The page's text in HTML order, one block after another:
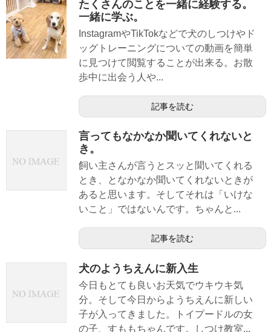
たくさんのことを一緒に経験する。
一緒に学ぶ。
InstagramやTikTokなどで犬のしつけやド
ッグトレーニングについての動画を簡単
に見つけて閲覧することが出来る。お散
歩中に出会う人や...
記事を読む
言ってもなかなか聞いてくれないと
き。
飼い主さんが言うとスッと聞いてくれる
とき、となかなか聞いてくれないときが
あると思います。そしてそれは「いけな
いこと」ではないんです。ちゃんと...
記事を読む
犬のようちえんに新入生
今日もとても良いお天気でウキウキ気
分。そして今日からようちえんに新しい
子が入ってきました。トイプードルの女
の子、すももちゃんです。しつけ教室...